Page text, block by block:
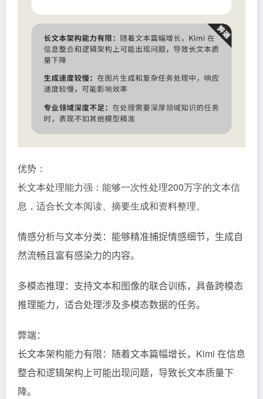
优势：
长文本处理能力强：能够一次性处理200万字的文本信
息，适合长文本阅读、摘要生成和资料整理。
情感分析与文本分类：能够精准捕捉情感细节，生成自
然流畅且富有感染力的内容。
多模态推理：支持文本和图像的联合训练，具备跨模态
推理能力，适合处理涉及多模态数据的任务。
弊端：
长文本架构能力有限：随着文本篇幅增长，Kimi 在信息
整合和逻辑架构上可能出现问题，导致长文本质量下
降。